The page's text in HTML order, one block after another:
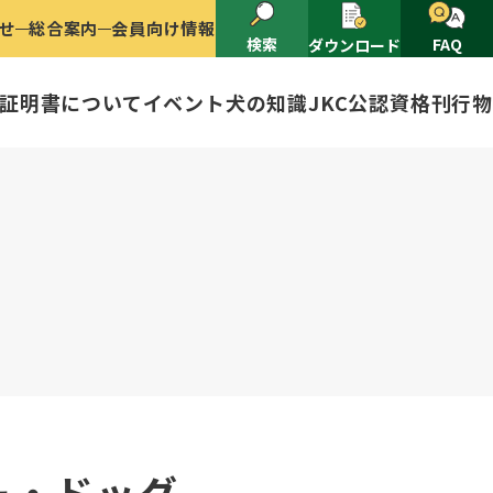
総合案内 会員向け情報
検索 ダウンロード FAQ
（情報公開）
明書について
ル
(HD)と肘関節異形成症(ED)に
イベント
アワード
犬の知識JKC公認資格刊行物